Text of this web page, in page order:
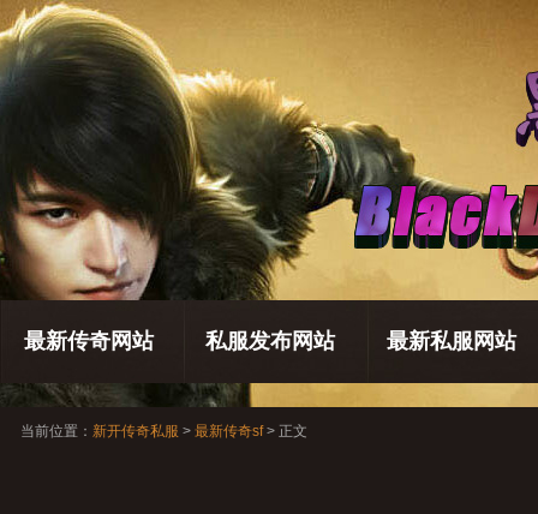
最新传奇网站 私服发布网站 最新私服网站
当前位置： 新开传奇私服 > 最新传奇sf> 正文